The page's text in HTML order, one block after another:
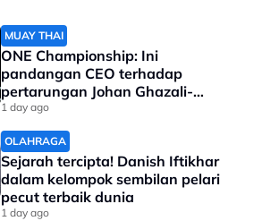
MUAY THAI
ONE Championship: Ini
pandangan CEO terhadap
pertarungan Johan Ghazali-
Ramadan Ondash
1 day ago
OLAHRAGA
Sejarah tercipta! Danish Iftikhar
dalam kelompok sembilan pelari
pecut terbaik dunia
1 day ago